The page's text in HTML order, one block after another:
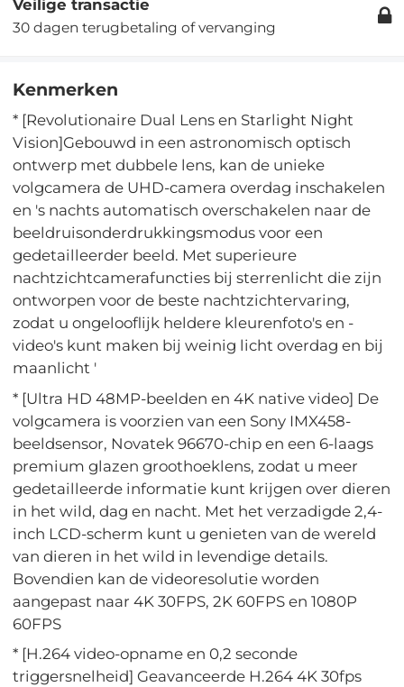
Veilige transactie
30 dagen terugbetaling of vervanging
Kenmerken
* [Revolutionaire Dual Lens en Starlight Night
Vision]Gebouwd in een astronomisch optisch
ontwerp met dubbele lens, kan de unieke
volgcamera de UHD-camera overdag inschakelen
en 's nachts automatisch overschakelen naar de
beeldruisonderdrukkingsmodus voor een
gedetailleerder beeld. Met superieure
nachtzichtcamerafuncties bij sterrenlicht die zijn
ontworpen voor de beste nachtzichtervaring,
zodat u ongelooflijk heldere kleurenfoto's en -
video's kunt maken bij weinig licht overdag en bij
maanlicht '
* [Ultra HD 48MP-beelden en 4K native video] De
volgcamera is voorzien van een Sony IMX458-
beeldsensor, Novatek 96670-chip en een 6-laags
premium glazen groothoeklens, zodat u meer
gedetailleerde informatie kunt krijgen over dieren
in het wild, dag en nacht. Met het verzadigde 2,4-
inch LCD-scherm kunt u genieten van de wereld
van dieren in het wild in levendige details.
Bovendien kan de videoresolutie worden
aangepast naar 4K 30FPS, 2K 60FPS en 1080P
60FPS
* [H.264 video-opname en 0,2 seconde
triggersnelheid] Geavanceerde H.264 4K 30fps